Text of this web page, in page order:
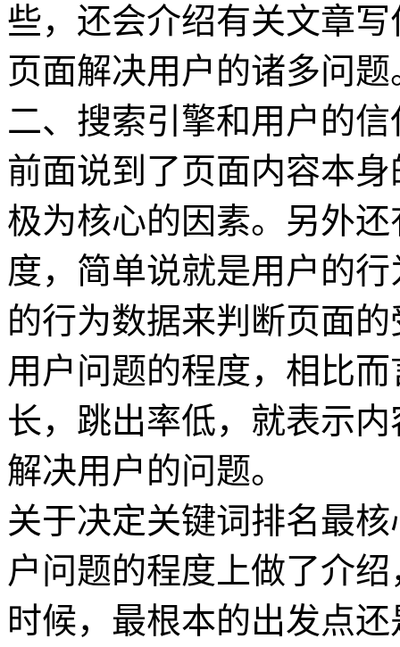
些，还会介绍有关文章
页面解决用户的诸多问题
二、搜索引擎和用户的信
前面说到了页面内容本
极为核心的因素。另外
度，简单说就是用户的
的行为数据来判断页面
用户问题的程度，相比
长，跳出率低，就表示
解决用户的问题。
关于决定关键词排名最
户问题的程度上做了介
时候，最根本的出发点